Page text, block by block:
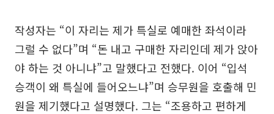
작성자는 “이 자리는 제가 특실로 예매한 좌석이라
그럴 수 없다”며 “돈 내고 구매한 자리인데 제가 앉아
야 하는 것 아니냐”고 말했다고 전했다. 이어 “입석
승객이 왜 특실에 들어오느냐”며 승무원을 호출해 민
원을 제기했다고 설명했다. 그는 “조용하고 편하게